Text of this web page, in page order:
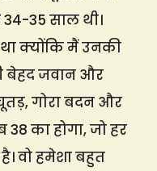
34-35 साल थी।
क्योंकि मैं उनकी
बेहद जवान और
गोरा बदन और
का होगा, जो हर
वो हमेशा बहुत